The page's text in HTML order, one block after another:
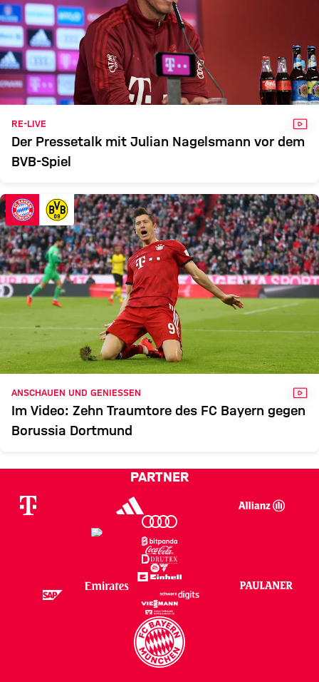
RE-LIVE
Der Pressetalk mit Julian Nagelsmann vor dem
BVB-Spiel
ANSCHAUEN UND GENIESSEN
Im Video: Zehn Traumtore des FC Bayern gegen
Borussia Dortmund
PARTNER